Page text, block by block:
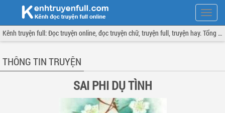
Hiện
menu
Kênh truyện full: Đọc truyện online, đọc truyện chữ, truyện full, truyện hay. Tổng hợp đầy đủ và cập nhật liên tục.
THÔNG TIN TRUYỆN
SAI PHI DỤ TÌNH